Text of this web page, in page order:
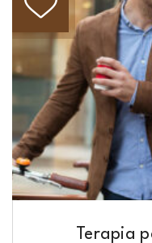
Terapia